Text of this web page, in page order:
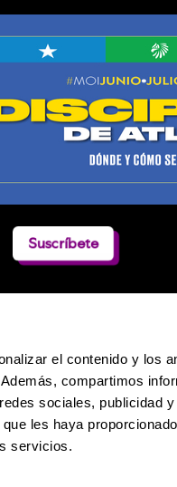
el contenido y los
compartimos
sociales, publicidad
les haya
servicios.
Suscríbete